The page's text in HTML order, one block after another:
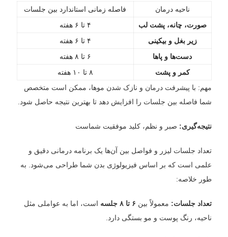
ناحیه درمان
فاصله زمانی استاندارد بین جلسات
صورت، چانه، پشت لب
۴ تا ۶ هفته
زیر بغل و بیکینی
۴ تا ۶ هفته
دست‌ها و پاها
۶ تا ۸ هفته
کمر و پشت
۸ تا ۱۰ هفته
مهم: با پیشرفت درمان و نازک شدن موها، ممکن است متخصص
شما فاصله بین جلسات را افزایش دهد تا بهترین نتیجه حاصل شود.
نتیجه‌گیری: صبر و نظم، کلید موفقیت شماست
تعداد جلسات لیزر و فواصل بین آن‌ها یک برنامه درمانی دقیق و
علمی است که بر اساس فیزیولوژی بدن شما طراحی می‌شود. به
طور خلاصه:
تعداد جلسات: معمولاً بین
است، اما به عواملی مثل
ناحیه، رنگ پوست و مو بستگی دارد.